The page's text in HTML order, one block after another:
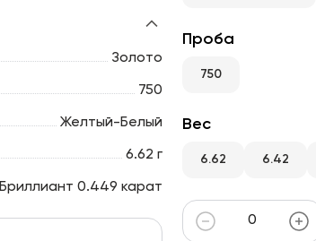
Золото
750
Желтый-Белый
6.62 г
Бриллиант 0.449 карат
Проба
750
Вес
6.62 6.42